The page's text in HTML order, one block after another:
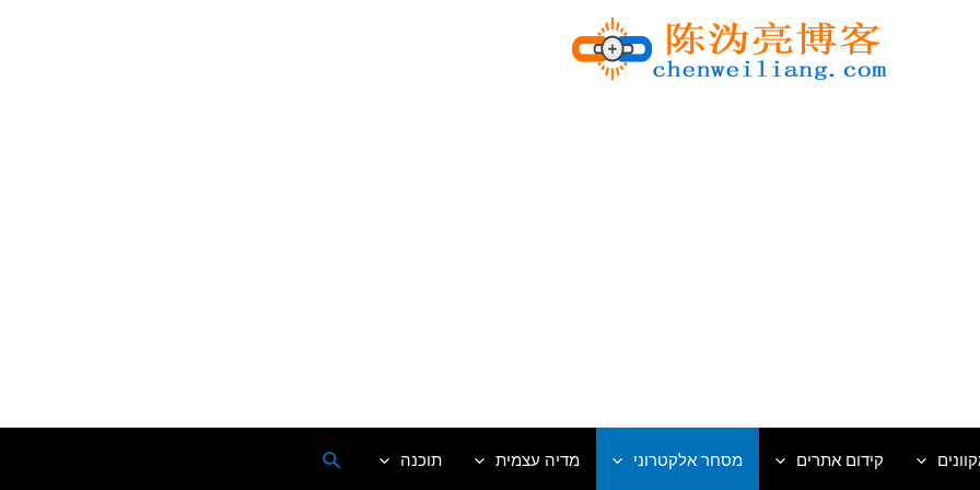
קידום אתרים מסחר אלקטרוני מדיה עצמית תוכנה
搜